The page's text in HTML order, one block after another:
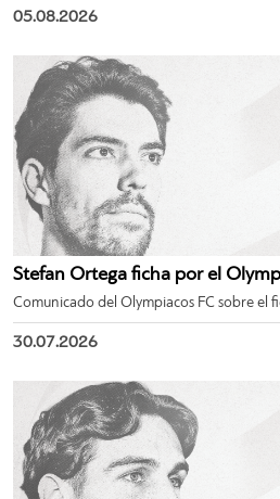
05.08.2026
Stefan Ortega ficha por el
Comunicado del Olympiacos FC sobre el
30.07.2026